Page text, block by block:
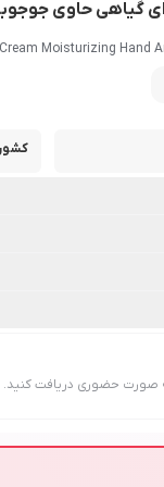
جوجوبا تیپ 2 حجم 200
Cream Moisturizing Hand
صورت حضوری دریافت کنید.